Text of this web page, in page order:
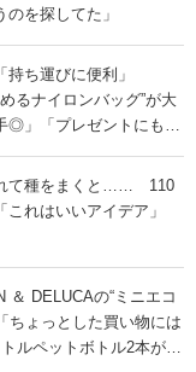
を探してた」
持ち運びに便利」
るナイロンバッグ”が大
◎」「プレゼントにもお
て種をまくと…… 110
れはいいアイデア」
DELUCAの“ミニエコ
ょっとした買い物には
ルペットボトル2本がギ